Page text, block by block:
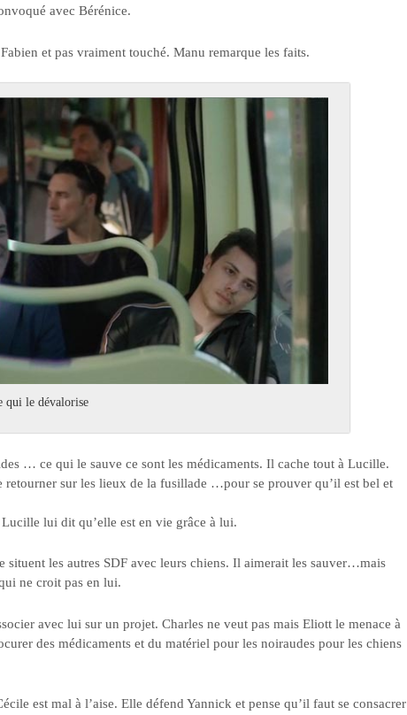
avec Bérénice.
et pas vraiment touché. Manu remarque les faits.
qui le dévalorise
… ce qui le sauve ce sont les médicaments. Il cache tout à Lucille.
sur les lieux de la fusillade …pour se prouver qu’il est bel et
lui dit qu’elle est en vie grâce à lui.
situent les autres SDF avec leurs chiens. Il aimerait les sauver…mais
ne croit pas en lui.
avec lui sur un projet. Charles ne veut pas mais Eliott le menace à
des médicaments et du matériel pour les noiraudes pour les chiens
est mal à l’aise. Elle défend Yannick et pense qu’il faut se consacrer